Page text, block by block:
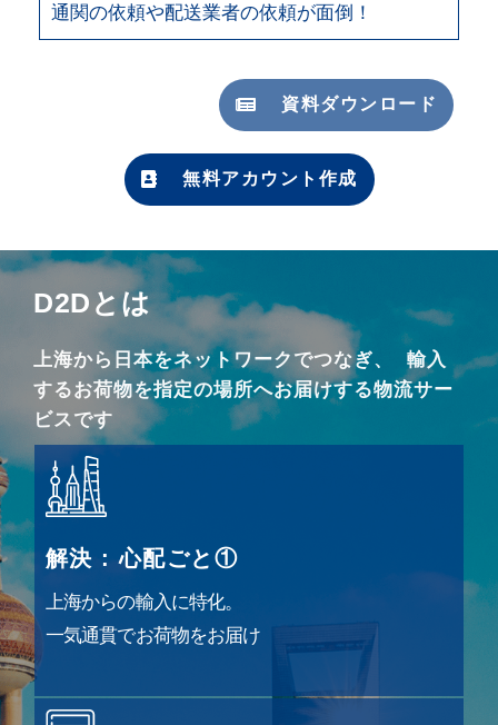
通関の依頼や配送業者の依頼が面倒！
資料ダウンロード
無料アカウント作成
D2Dとは
上海から日本をネットワークでつなぎ、
輸入
するお荷物を指定の場所へお届けする物流サー
ビスです
解決 : 心配ごと①
上海からの輸入に特化。
一気通貫でお荷物をお届け